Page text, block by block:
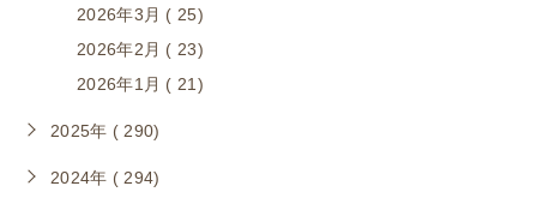
2026年3月 ( 25)
2026年2月 ( 23)
2026年1月 ( 21)
2025年 ( 290)
2024年 ( 294)